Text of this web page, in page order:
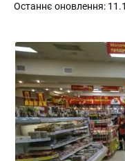
Останнє оновлення: